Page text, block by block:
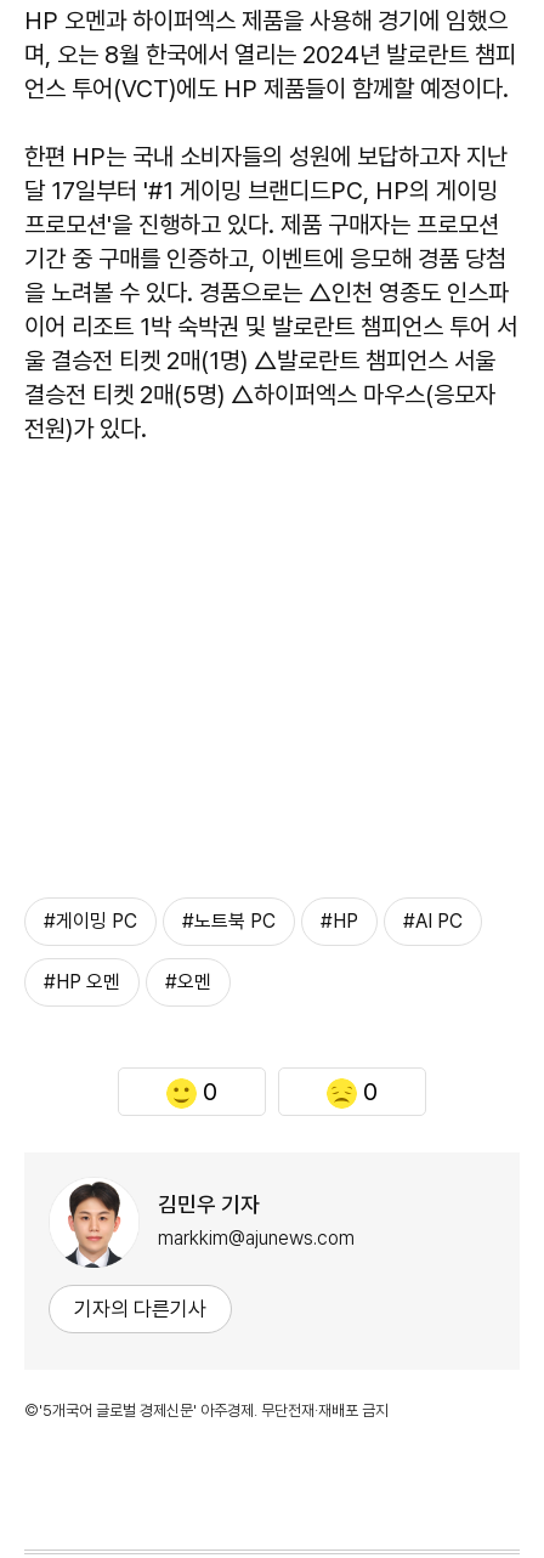
HP 오멘과 하이퍼엑스 제품을 사용해 경기에 임했으
며, 오는 8월 한국에서 열리는 2024년 발로란트 챔피
언스 투어(VCT)에도 HP 제품들이 함께할 예정이다.
한편 HP는 국내 소비자들의 성원에 보답하고자 지난
달 17일부터 '#1 게이밍 브랜디드PC, HP의 게이밍
프로모션'을 진행하고 있다. 제품 구매자는 프로모션
기간 중 구매를 인증하고, 이벤트에 응모해 경품 당첨
을 노려볼 수 있다. 경품으로는 △인천 영종도 인스파
이어 리조트 1박 숙박권 및 발로란트 챔피언스 투어 서
울 결승전 티켓 2매(1명) △발로란트 챔피언스 서울
결승전 티켓 2매(5명) △하이퍼엑스 마우스(응모자
전원)가 있다.
#게이밍 PC #노트북 PC #HP #AI PC
#HP 오멘 #오멘
0 0
김민우 기자
markkim@ajunews.com
기자의 다른기사
©'5개국어 글로벌 경제신문' 아주경제. 무단전재·재배포 금지